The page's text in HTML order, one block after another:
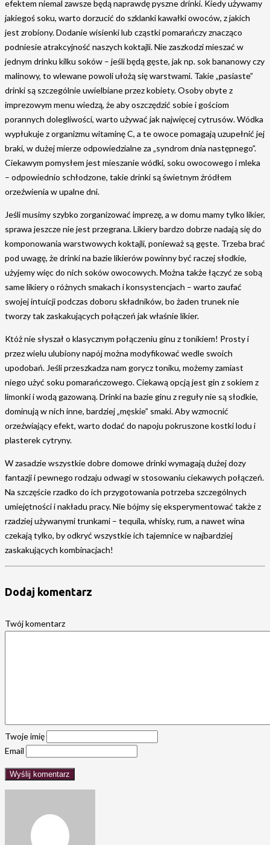
efektem niemal zawsze będą naprawdę pyszne drinki. Kiedy używamy
jakiegoś soku, warto dorzucić do szklanki kawałki owoców, z jakich
jest zrobiony. Dodanie wisienki lub cząstki pomarańczy znacząco
podniesie atrakcyjność naszych koktajli. Nie zaszkodzi mieszać w
jednym drinku kilku soków – jeśli będą gęste, jak np. sok bananowy czy
malinowy, to wlewane powoli ułożą się warstwami. Takie „pasiaste”
drinki są szczególnie uwielbiane przez kobiety. Osoby obyte z
imprezowym menu wiedzą, że aby oszczędzić sobie i gościom
porannych dolegliwości, warto używać jak najwięcej cytrusów. Wódka
wypłukuje z organizmu witaminę C, a te owoce pomagają uzupełnić jej
braki, w dużej mierze odpowiedzialne za „syndrom dnia następnego”.
Ciekawym pomysłem jest mieszanie wódki, soku owocowego i mleka
– odpowiednio schłodzone, takie drinki są świetnym źródłem
orzeźwienia w upalne dni.
Jeśli musimy szybko zorganizować imprezę, a w domu mamy tylko likier,
sprawa jeszcze nie jest przegrana. Likiery bardzo dobrze nadają się do
komponowania warstwowych koktajli, ponieważ są gęste. Trzeba brać
pod uwagę, że drinki na bazie likierów powinny być raczej słodkie,
użyjemy więc do nich soków owocowych. Można także łączyć ze sobą
same likiery o różnych smakach i konsystencjach – warto zaufać
swojej intuicji podczas doboru składników, bo żaden trunek nie
tworzy tak zaskakujących połączeń jak właśnie likier.
Któż nie słyszał o klasycznym połączeniu ginu z tonikiem! Prosty i
przez wielu ulubiony napój można modyfikować wedle swoich
upodobań. Jeśli przeszkadza nam gorycz toniku, możemy zamiast
niego użyć soku pomarańczowego. Ciekawą opcją jest gin z sokiem z
limonki i wodą gazowaną. Drinki na bazie ginu z reguły nie są słodkie,
dominują w nich inne, bardziej „męskie” smaki. Aby wzmocnić
orzeźwiający efekt, warto dodać do napoju pokruszone kostki lodu i
plasterek cytryny.
W zasadzie wszystkie dobre domowe drinki wymagają dużej dozy
fantazji i pewnego rodzaju odwagi w stosowaniu ciekawych połączeń.
Na szczęście rzadko do ich przygotowania potrzeba szczególnych
umiejętności i nakładu pracy. Nie bójmy się eksperymentować także z
rzadziej używanymi trunkami – tequila, whisky, rum, a nawet wina
czekają tylko, by odkryć wszystkie ich tajemnice w najbardziej
zaskakujących kombinacjach!
Dodaj komentarz
Twój komentarz
Twoje imię
Email